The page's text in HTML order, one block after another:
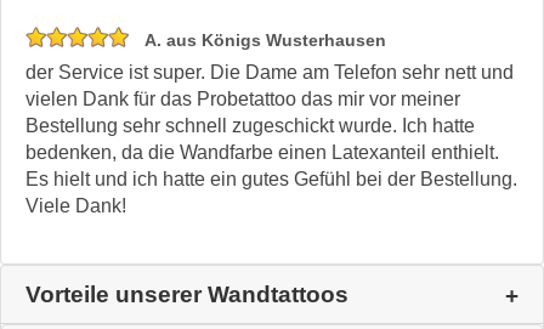
A. aus Königs Wusterhausen
der Service ist super. Die Dame am Telefon sehr nett und
vielen Dank für das Probetattoo das mir vor meiner
Bestellung sehr schnell zugeschickt wurde. Ich hatte
bedenken, da die Wandfarbe einen Latexanteil enthielt.
Es hielt und ich hatte ein gutes Gefühl bei der Bestellung.
Viele Dank!
Vorteile unserer Wandtattoos